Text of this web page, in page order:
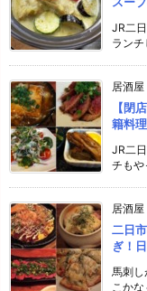
JR二
ラン
居酒屋
【閉
籍料
JR二
チもや
居酒屋
二日
ぎ！
馬刺
こか